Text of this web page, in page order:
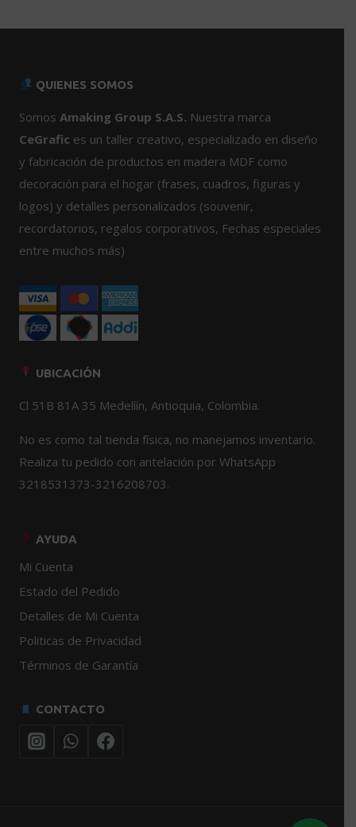
variantes.
Las
opciones
se
elegir
en
la
página
de
opciones
pueden
elegir
en
la
página
QUIENES SOMOS
Somos Amaking Group S.A.S. Nuestra marca
CeGrafic es un taller creativo, especializado en diseño
y fabricación de productos en madera MDF como
decoración para el hogar (frases, cuadros, figuras y
logos) y detalles personalizados (souvenir,
recordatorios, regalos corporativos, Fechas especiales
entre muchos más)
UBICACIÓN
Cl 51B 81A 35 Medellín, Antioquia, Colombia.
No es como tal tienda física, no manejamos inventario.
Realiza tu pedido con antelación por WhatsApp
3218531373-3216208703.
AYUDA
Mi Cuenta
Estado del Pedido
Detalles de Mi Cuenta
Politicas de Privacidad
Términos de Garantía
CONTACTO